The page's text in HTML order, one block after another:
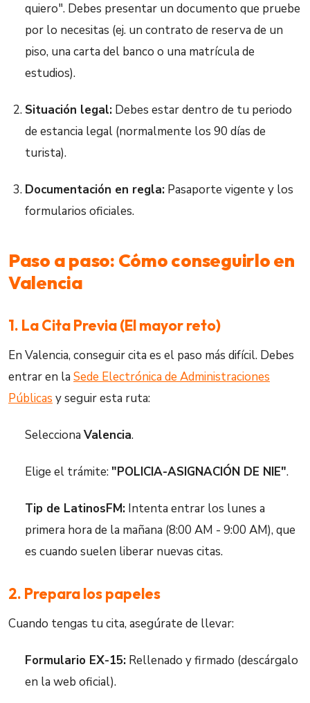
quiero". Debes presentar un documento que pruebe
por lo necesitas (ej. un contrato de reserva de un
piso, una carta del banco o una matrícula de
estudios).
Situación legal: Debes estar dentro de tu periodo
de estancia legal (normalmente los 90 días de
turista).
Documentación en regla: Pasaporte vigente y los
formularios oficiales.
Paso a paso: Cómo conseguirlo en
Valencia
1. La Cita Previa (El mayor reto)
En Valencia, conseguir cita es el paso más difícil. Debes
entrar en la Sede Electrónica de Administraciones
Públicas y seguir esta ruta:
Selecciona Valencia.
Elige el trámite:"POLICIA-ASIGNACIÓN DE NIE".
Tip de LatinosFM: Intenta entrar los lunes a
primera hora de la mañana (8:00 AM - 9:00 AM), que
es cuando suelen liberar nuevas citas.
2. Prepara los papeles
Cuando tengas tu cita, asegúrate de llevar:
Formulario EX-15: Rellenado y firmado (descárgalo
en la web oficial).